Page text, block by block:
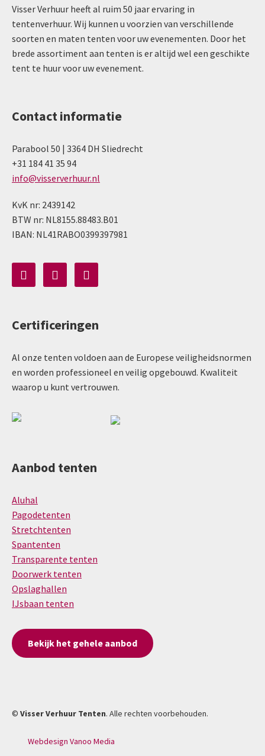
Visser Verhuur heeft al ruim 50 jaar ervaring in
tentenverhuur. Wij kunnen u voorzien van verschillende
soorten en maten tenten voor uw evenementen. Door het
brede assortiment aan tenten is er altijd wel een geschikte
tent te huur voor uw evenement.
Contact informatie
Parabool 50 | 3364 DH Sliedrecht
+31 184 41 35 94
info@visserverhuur.nl
KvK nr: 2439142
BTW nr: NL8155.88483.B01
IBAN: NL41RABO0399397981
Certificeringen
Al onze tenten voldoen aan de Europese veiligheidsnormen
en worden professioneel en veilig opgebouwd. Kwaliteit
waarop u kunt vertrouwen.
Aanbod tenten
Aluhal
Pagodetenten
Stretchtenten
Spantenten
Transparente tenten
Doorwerk tenten
Opslaghallen
IJsbaan tenten
Bekijk het gehele aanbod
© Visser Verhuur Tenten. Alle rechten voorbehouden.
Webdesign Vanoo Media